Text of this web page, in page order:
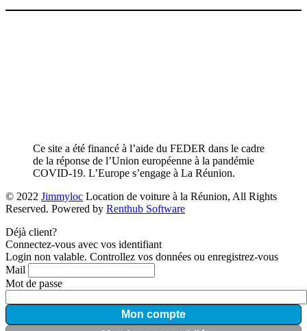
Ce site a été financé à l’aide du FEDER dans le cadre
de la réponse de l’Union européenne à la pandémie
COVID-19. L’Europe s’engage à La Réunion.
© 2022 Jimmyloc Location de voiture à la Réunion, All Rights
Reserved. Powered by Renthub Software
Déjà client?
Connectez-vous avec vos identifiant
Login non valable. Controllez vos données ou enregistrez-vous
Mail
Mot de passe
Mon compte